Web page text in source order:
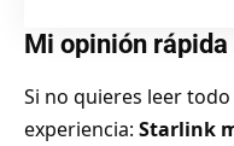
Mi opinión
Si no quieres leer
experiencia: Starlink